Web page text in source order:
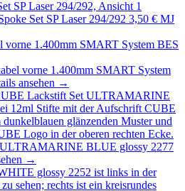
Set SP Laser 294/292 3,50 € MJ
vorne 1.400mm SMART System
ansehen →
BLUE glossy 2277
→